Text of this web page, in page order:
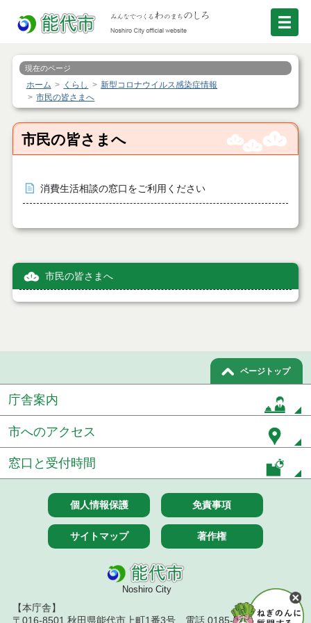
現在のページ
ホーム くらし
新型コロナウイルス感染症情報
市民の皆さまへ
市民の皆さまへ
消費生活相談の窓口をご利用ください
市民の皆さまへ
ページトップ
庁舎案内
市へのアクセス
窓口と受付時間
個人情報保護 免責事項
サイトマップ 著作権
Noshiro City
【本庁舎】
〒016-8501 秋田県能代市上町1番3号 電話 0185-52-2111